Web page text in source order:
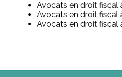
Avocats en droit fiscal
Avocats en droit fiscal
Avocats en droit fiscal